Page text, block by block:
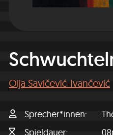
Olja Savičević-Ivančević
Sprecher*innen
Spieldauer